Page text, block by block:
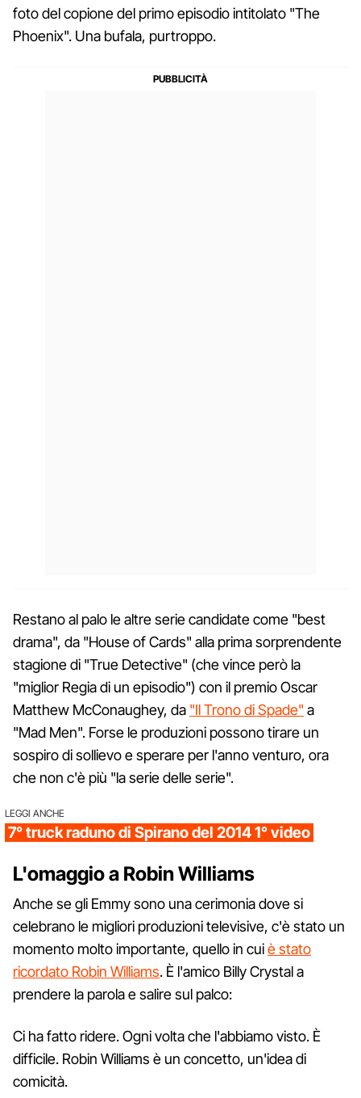
foto del copione del primo episodio intitolato "The
Phoenix". Una bufala, purtroppo.
Restano al palo le altre serie candidate come "best
drama", da "House of Cards" alla prima sorprendente
stagione di "True Detective" (che vince però la
"miglior Regia di un episodio") con il premio Oscar
Matthew McConaughey, da "Il Trono di Spade" a
"Mad Men". Forse le produzioni possono tirare un
sospiro di sollievo e sperare per l'anno venturo, ora
che non c'è più "la serie delle serie".
LEGGI ANCHE
7° truck raduno di Spirano del 2014 1° video
L'omaggio a Robin Williams
Anche se gli Emmy sono una cerimonia dove si
celebrano le migliori produzioni televisive, c'è stato un
momento molto importante, quello in cuiè stato
ricordato Robin Williams. È l'amico Billy Crystal a
prendere la parola e salire sul palco:
Ci ha fatto ridere. Ogni volta che l'abbiamo visto. È
difficile. Robin Williams è un concetto, un'idea di
comicità.